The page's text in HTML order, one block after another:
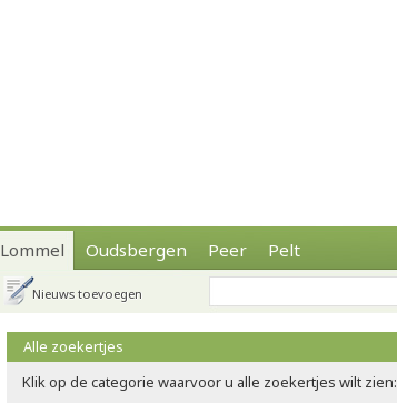
Lommel Oudsbergen Peer Pelt
Nieuws toevoegen
Alle zoekertjes
Klik op de categorie waarvoor u alle zoekertjes wilt zien: